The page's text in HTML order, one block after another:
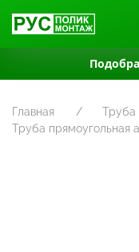
Главная
Труба
Труба